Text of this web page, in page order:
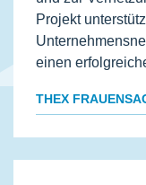
Projekt
einen
THEX